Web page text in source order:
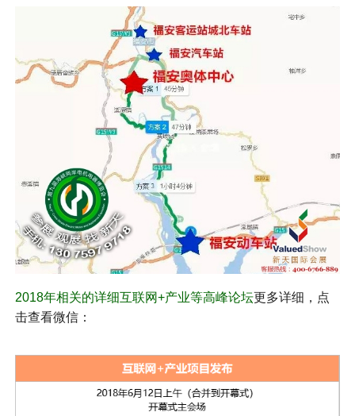
2018年相关的详细互联网+产业等高峰论坛更多详细，点
击查看微信：